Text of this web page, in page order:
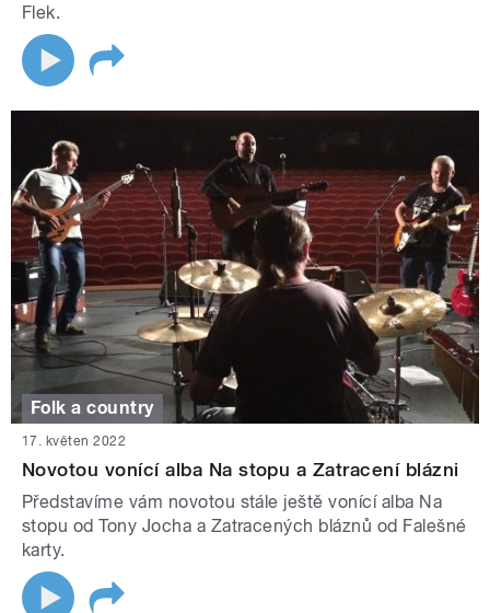
Flek.
Folk a country
17. květen 2022
Novotou vonící alba Na stopu a Zatracení blázni
Představíme vám novotou stále ještě vonící alba Na
stopu od Tony Jocha a Zatracených bláznů od Falešné
karty.